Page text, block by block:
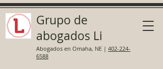
Grupo de
abogados Li
Abogados en Omaha, NE | 402-224-
6588